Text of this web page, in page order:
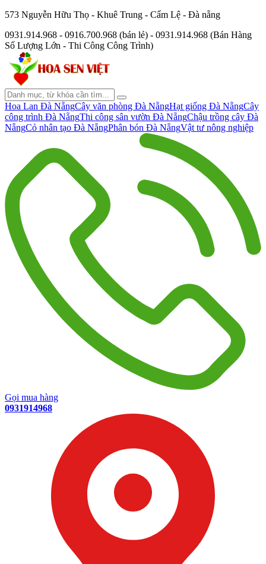
573 Nguyễn Hữu Thọ - Khuê Trung - Cẩm Lệ - Đà nẵng
0931.914.968 - 0916.700.968 (bán lẻ) - 0931.914.968 (Bán Hàng
Số Lượng Lớn - Thi Công Công Trình)
Hoa Lan Đà NẵngCây văn phòng Đà NẵngHạt giống Đà NẵngCây
công trình Đà NẵngThi công sân vườn Đà NẵngChậu trồng cây Đà
NẵngCỏ nhân tạo Đà NẵngPhân bón Đà NẵngVật tư nông nghiệp
Gọi mua hàng
0931914968